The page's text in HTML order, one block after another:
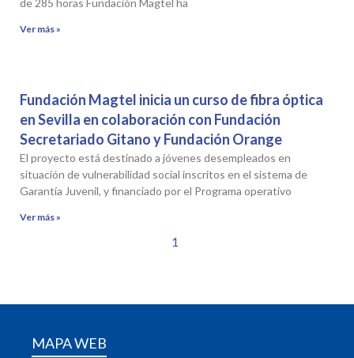
de 285 horas Fundación Magtel ha
Ver más »
Fundación Magtel inicia un curso de fibra óptica
en Sevilla en colaboración con Fundación
Secretariado Gitano y Fundación Orange
El proyecto está destinado a jóvenes desempleados en
situación de vulnerabilidad social inscritos en el sistema de
Garantía Juvenil, y financiado por el Programa operativo
Ver más »
1
MAPA WEB